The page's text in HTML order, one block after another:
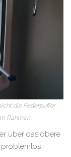
die Federpuffer
Rahmen
über das obere
problemlos